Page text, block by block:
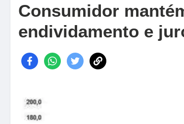
Consumidor
endividamento e